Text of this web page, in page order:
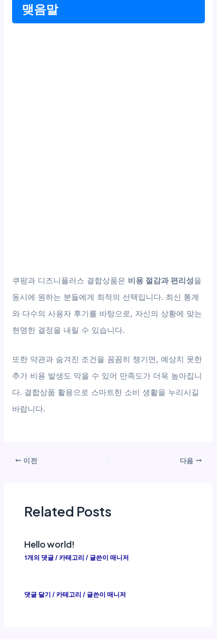
맺음말
쿠팡과 디즈니플러스 결합상품은 비용 절감과 편리성을
동시에 원하는 분들에게 최적의 선택입니다. 최신 통계
와 다수의 사용자 후기를 바탕으로, 자신의 상황에 맞는
현명한 결정을 내릴 수 있습니다.
또한 약관과 숨겨진 조건을 꼼꼼히 챙기면, 예상치 못한
추가 비용 발생도 막을 수 있어 만족도가 더욱 높아집니
다. 결합상품 활용으로 스마트한 소비 생활을 누리시길
바랍니다.
이전 다음
Related Posts
Hello world!
1개의 댓글 / 카테고리 / 글쓴이 매니저
댓글 달기 / 카테고리 / 글쓴이 매니저